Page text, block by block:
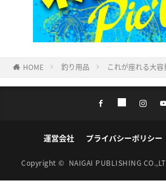
HOME 釣り用品 これが座れる大
運営会社 プライバシーポリシー
Copyright © NAIGAI PUBLISHING